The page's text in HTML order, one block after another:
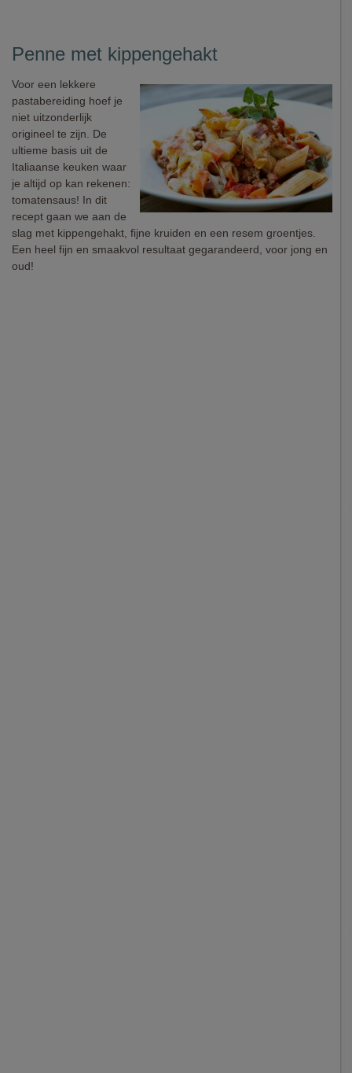
Penne met kippengehakt
Voor een lekkere
pastabereiding hoef je
niet uitzonderlijk
origineel te zijn. De
ultieme basis uit de
Italiaanse keuken waar
je altijd op kan rekenen:
tomatensaus! In dit
recept gaan we aan de
slag met kippengehakt, fijne kruiden en een resem groentjes.
Een heel fijn en smaakvol resultaat gegarandeerd, voor jong en
oud!